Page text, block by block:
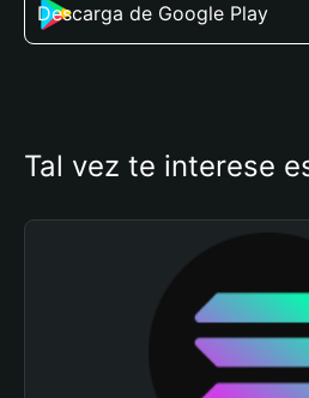
Descarga de Google Play
Tal vez te interese